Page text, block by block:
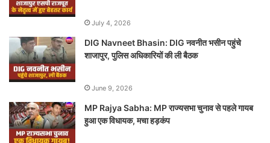
July 4, 2026
DIG Navneet Bhasin: DIG नवनीत भसीन पहुंचे
शाजापुर, पुलिस अधिकारियों की ली बैठक
June 9, 2026
MP Rajya Sabha: MP राज्यसभा चुनाव से पहले गायब
हुआ एक विधायक, मचा हड़कंप